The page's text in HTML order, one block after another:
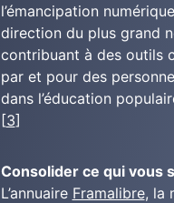
l’émancipation
direction du plus grand
contribuant à des outils
par et pour des
dans l’éducation
[3]
Consolider ce qui vous
L’annuaire Framalibre, la